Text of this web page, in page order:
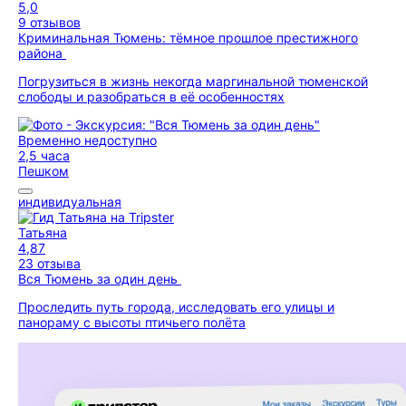
5,0
9 отзывов
Криминальная Тюмень: тёмное прошлое престижного
района
Погрузиться в жизнь некогда маргинальной тюменской
слободы и разобраться в её особенностях
Временно недоступно
2,5 часа
Пешком
индивидуальная
Татьяна
4,87
23 отзыва
Вся Тюмень за один день
Проследить путь города, исследовать его улицы и
панораму с высоты птичьего полёта